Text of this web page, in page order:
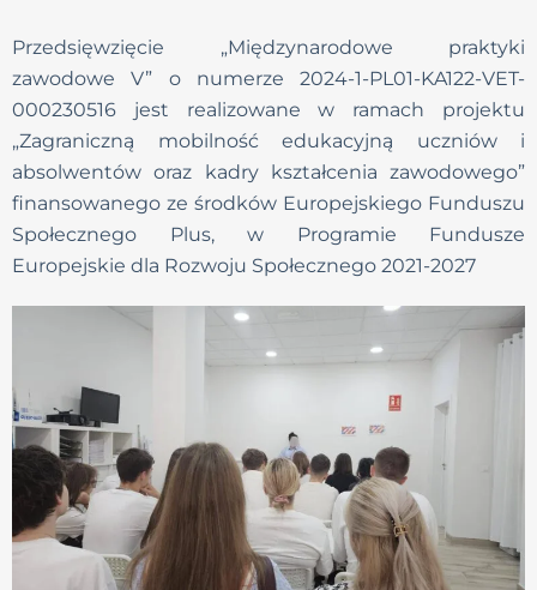
Przedsięwzięcie „Międzynarodowe praktyki
zawodowe V” o numerze 2024-1-PL01-KA122-VET-
000230516 jest realizowane w ramach projektu
„Zagraniczną mobilność edukacyjną uczniów i
absolwentów oraz kadry kształcenia zawodowego”
finansowanego ze środków Europejskiego Funduszu
Społecznego Plus, w Programie Fundusze
Europejskie dla Rozwoju Społecznego 2021-2027